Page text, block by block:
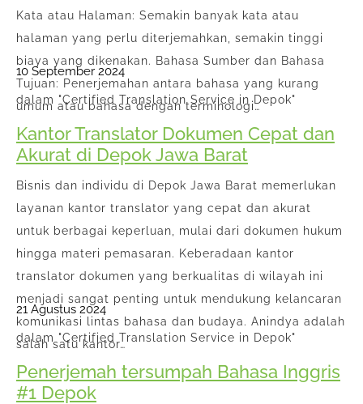
Kata atau Halaman: Semakin banyak kata atau
halaman yang perlu diterjemahkan, semakin tinggi
biaya yang dikenakan. Bahasa Sumber dan Bahasa
Tujuan: Penerjemahan antara bahasa yang kurang
umum atau bahasa dengan terminologi…
10 September 2024
dalam "Certified Translation Service in Depok"
Kantor Translator Dokumen Cepat dan
Akurat di Depok Jawa Barat
Bisnis dan individu di Depok Jawa Barat memerlukan
layanan kantor translator yang cepat dan akurat
untuk berbagai keperluan, mulai dari dokumen hukum
hingga materi pemasaran. Keberadaan kantor
translator dokumen yang berkualitas di wilayah ini
menjadi sangat penting untuk mendukung kelancaran
komunikasi lintas bahasa dan budaya. Anindya adalah
salah satu kantor…
21 Agustus 2024
dalam "Certified Translation Service in Depok"
Penerjemah tersumpah Bahasa Inggris
#1 Depok